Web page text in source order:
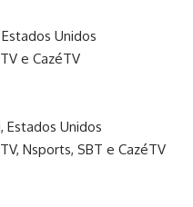
Unidos
e CazéTV
Estados Unidos
Nsports, SBT e CazéTV